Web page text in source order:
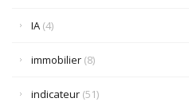
IA (4)
immobilier (8)
indicateur (51)